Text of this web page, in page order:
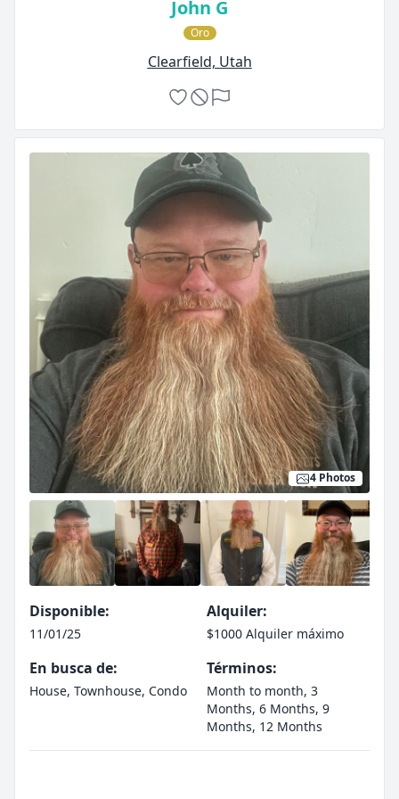
John G
Oro
Clearfield, Utah
4 Photos
Disponible:
11/01/25
Alquiler:
$1000 Alquiler máximo
En busca de:
House, Townhouse, Condo
Términos:
Month to month, 3
Months, 6 Months, 9
Months, 12 Months